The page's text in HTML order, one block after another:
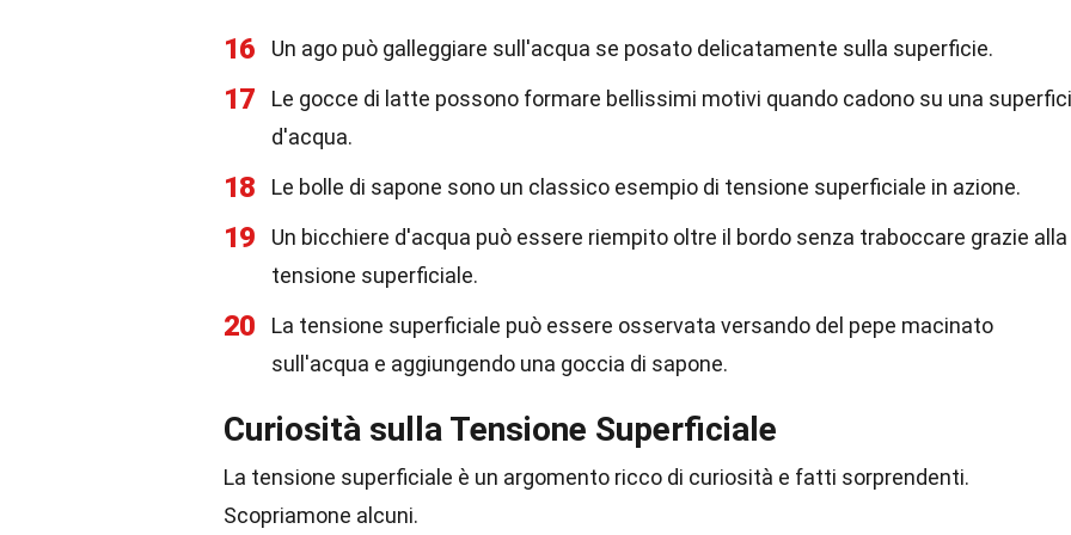
16 Un ago può galleggiare sull'acqua se posato delicatamente sulla superficie.
17
Le gocce di latte possono formare bellissimi motivi quando cadono su una
d'acqua.
18 Le bolle di sapone sono un classico esempio di tensione superficiale in azione.
19
Un bicchiere d'acqua può essere riempito oltre il bordo senza traboccare grazie alla
tensione superficiale.
20
La tensione superficiale può essere osservata versando del pepe macinato
sull'acqua e aggiungendo una goccia di sapone.
Curiosità sulla Tensione Superficiale
La tensione superficiale è un argomento ricco di curiosità e fatti sorprendenti.
Scopriamone alcuni.